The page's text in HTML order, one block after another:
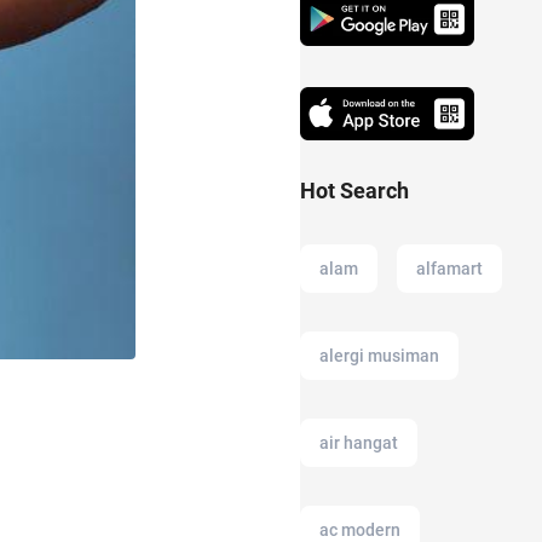
Hot Search
alam alfamart
alergi musiman
air hangat
ac modern